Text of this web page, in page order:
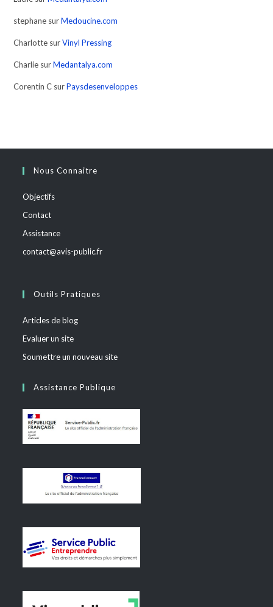
stephane surMedoucine.com
Charlotte surVinyl Pressing
Charlie surMedantalya.com
Corentin C surPaysdesenveloppes
Nous Connaitre
Objectifs
Contact
Assistance
contact@avis-public.fr
Outils Pratiques
Articles de blog
Evaluer un site
Soumettre un nouveau site
Assistance Publique